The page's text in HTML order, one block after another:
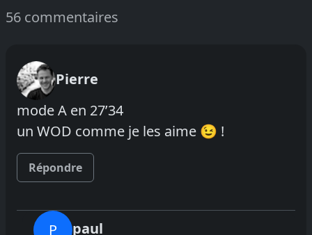
56 commentaires
Pierre
mode A en 27’34
un WOD comme je les aime 😉 !
Répondre
P paul